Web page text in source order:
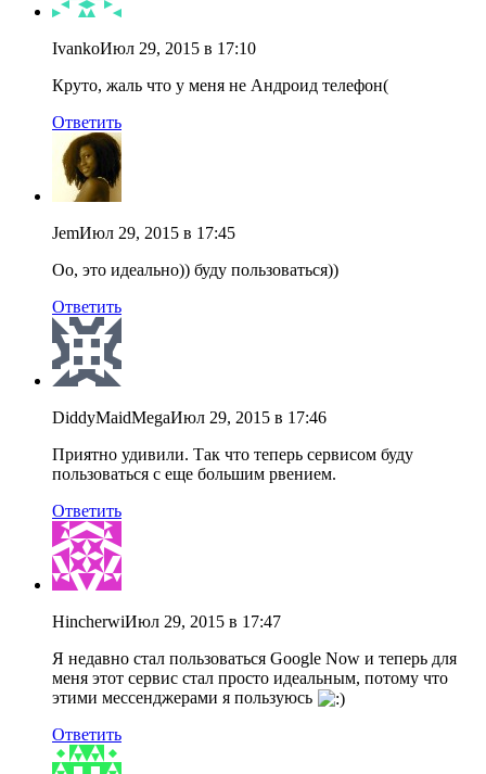
IvankoИюл 29, 2015 в 17:10
Круто, жаль что у меня не Андроид телефон(
Ответить
JemИюл 29, 2015 в 17:45
Оо, это идеально)) буду пользоваться))
Ответить
DiddyMaidMegaИюл 29, 2015 в 17:46
Приятно удивили. Так что теперь сервисом буду
пользоваться с еще большим рвением.
Ответить
HincherwiИюл 29, 2015 в 17:47
Я недавно стал пользоваться Google Now и теперь для
меня этот сервис стал просто идеальным, потому что
этими мессенджерами я пользуюсь
Ответить